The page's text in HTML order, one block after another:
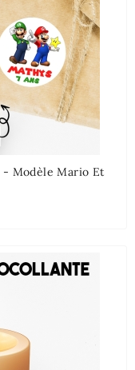
- Modèle Mario Et